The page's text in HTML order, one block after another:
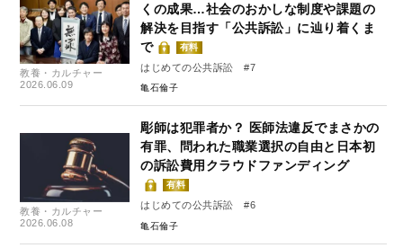
教養・カルチャー
2026.06.09
くの成果…社会のおかしな制度や課題の
解決を目指す「公共訴訟」に辿り着くま
で
有料
はじめての公共訴訟 #7
亀石倫子
教養・カルチャー
2026.06.08
彫師は犯罪者か？ 医師法違反でまさかの
有罪、問われた職業選択の自由と日本初
の訴訟費用クラウドファンディング
有料
はじめての公共訴訟 #6
亀石倫子